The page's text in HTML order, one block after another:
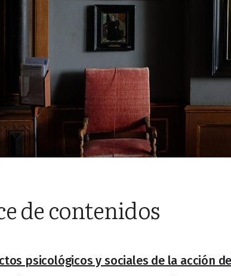
de contenidos
psicológicos y sociales de la acción